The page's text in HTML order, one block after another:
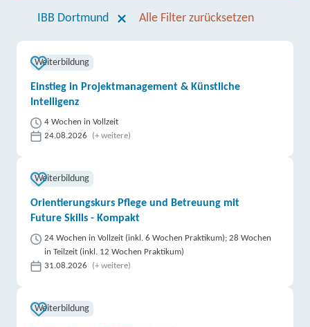
IBB Dortmund Alle Filter zurücksetzen
Weiterbildung
Einstieg in Projektmanagement & Künstliche
Intelligenz
4 Wochen in Vollzeit
24.08.2026
(+ weitere)
Weiterbildung
Orientierungskurs Pflege und Betreuung mit
Future Skills - Kompakt
24 Wochen in Vollzeit (inkl. 6 Wochen Praktikum); 28 Wochen
in Teilzeit (inkl. 12 Wochen Praktikum)
31.08.2026
(+ weitere)
Weiterbildung